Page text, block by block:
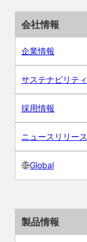
会社情報
企業情報
サステナビリティ
採用情報
ニュースリリース
Global
製品情報